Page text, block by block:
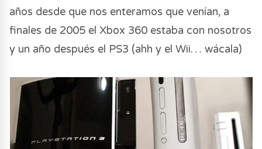
años desde que nos enteramos que venían, a
finales de 2005 el Xbox 360 estaba con nosotros
y un año después el PS3 (ahh y el Wii… wácala)